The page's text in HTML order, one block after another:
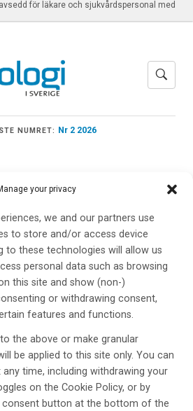
your privacy
we and our partners use
to store and/or access device
to these technologies will allow us
personal data such as browsing
this site and show (non-)
or withdrawing consent,
features and functions.
the above or make granular
be applied to this site only. You can
time, including withdrawing your
on the Cookie Policy, or by
consent button at the bottom of the
för läkare och sjukvårdspersonal med
NUMRET: Nr 2 2026
of
Disease